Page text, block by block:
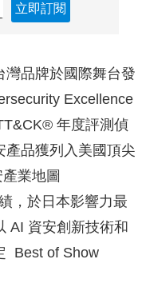
立即訂閱
灣品牌於國際舞台發
Excellence
年度評測偵
產品獲列入美國頂尖
業地圖
，於日本影響力最
AI 資安創新技術和
Best of Show